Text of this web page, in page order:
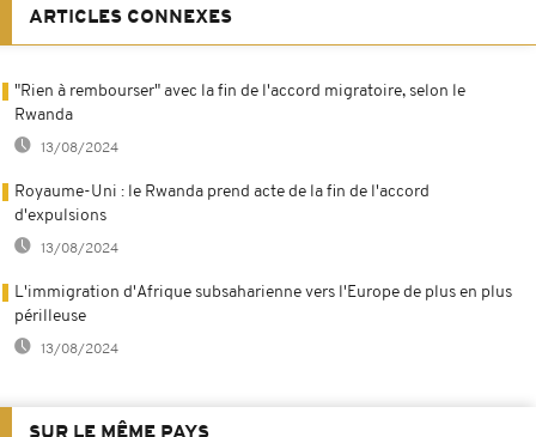
ARTICLES CONNEXES
"Rien à rembourser" avec la fin de l'accord migratoire, selon le
Rwanda
13/08/2024
Royaume-Uni : le Rwanda prend acte de la fin de l'accord
d'expulsions
13/08/2024
L'immigration d'Afrique subsaharienne vers l'Europe de plus en plus
périlleuse
13/08/2024